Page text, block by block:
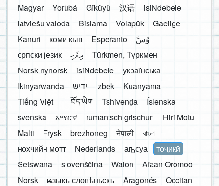
Magyar
Yorùbá Gĩkũyũ 汉语
isiNdebele
latviešu valoda
Bislama Volapük
Gaeilge
Kanuri
коми кыв Esperanto
َوُسَ
српски језик
ދިވެހި
Türkmen, Түркмен
Norsk nynorsk
isiNdebele
українська
Ikinyarwanda
ייִדיש zbek
Kuanyama
Tiếng Việt
བོད་ཡིག Tshivenḓa
Íslenska
svenska
አማርኛ rumantsch grischun
Hiri Motu
Malti
Frysk brezhoneg नेपाली
বাংলা
нохчийн мотт
Nederlands аҧсуа
тоҷикӣ
Setswana
slovenščina Walon
Afaan Oromoo
Norsk
ѩзыкъ словѣньскъ Aragonés
Occitan